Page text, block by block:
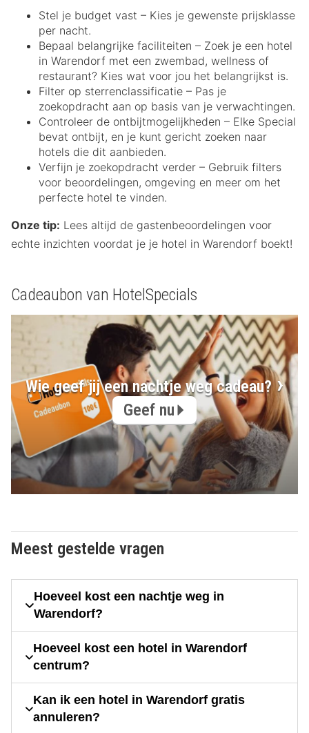
Stel je budget vast – Kies je gewenste prijsklasse
per nacht.
Bepaal belangrijke faciliteiten – Zoek je een hotel
in Warendorf met een zwembad, wellness of
restaurant? Kies wat voor jou het belangrijkst is.
Filter op sterrenclassificatie – Pas je
zoekopdracht aan op basis van je verwachtingen.
Controleer de ontbijtmogelijkheden – Elke Special
bevat ontbijt, en je kunt gericht zoeken naar
hotels die dit aanbieden.
Verfijn je zoekopdracht verder – Gebruik filters
voor beoordelingen, omgeving en meer om het
perfecte hotel te vinden.
Onze tip: Lees altijd de gastenbeoordelingen voor
echte inzichten voordat je je hotel in Warendorf boekt!
Cadeaubon van HotelSpecials
Wie geef jij een nachtje weg cadeau?
Geef nu
Meest gestelde vragen
Hoeveel kost een nachtje weg in
Warendorf?
Hoeveel kost een hotel in Warendorf
centrum?
Kan ik een hotel in Warendorf gratis
annuleren?